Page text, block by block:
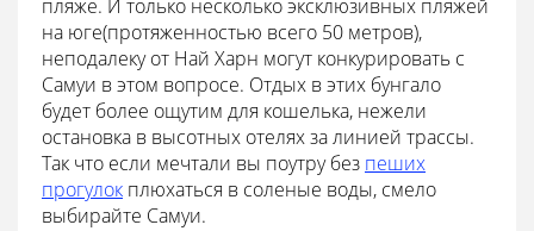
пляже. И только несколько эксклюзивных пляжей
на юге(протяженностью всего 50 метров),
неподалеку от Най Харн могут конкурировать с
Самуи в этом вопросе. Отдых в этих бунгало
будет более ощутим для кошелька, нежели
остановка в высотных отелях за линией трассы.
Так что если мечтали вы поутру без пеших
прогулок плюхаться в соленые воды, смело
выбирайте Самуи.